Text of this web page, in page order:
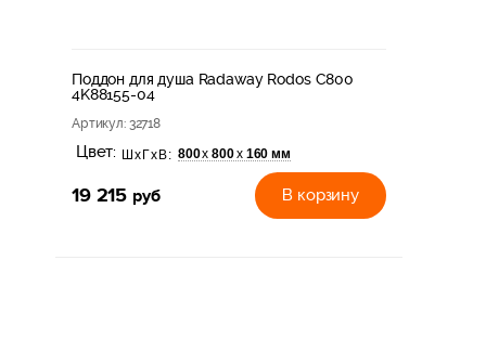
Поддон для душа Radaway Rodos C800
4K88155-04
Артикул: 32718
Цвет: ШхГхВ: 800х 800х 160 мм
19 215 руб В корзину